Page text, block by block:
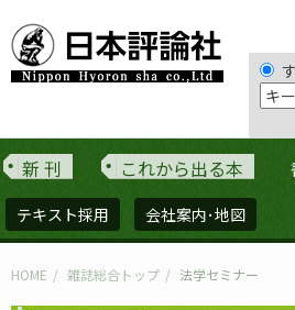
新 刊 これから出る本
テキスト採用 会社案内･地図
HOME 雑誌総合トップ 法学セミナー